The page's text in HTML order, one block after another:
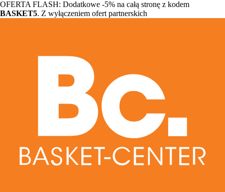
OFERTA FLASH: Dodatkowe -5% na całą stronę z kodem
BASKET5. Z wyłączeniem ofert partnerskich